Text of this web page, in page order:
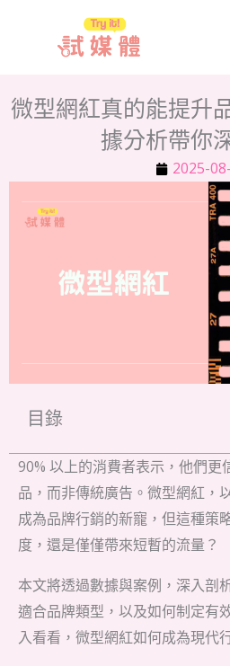
要微型網紅真的能提升
據分析帶你
2025-
目錄
90% 以上的消費者表示，他們更
品，而非傳統廣告。微型網紅，
成為品牌行銷的新寵，但這種策
度，還是僅僅帶來短暫的流量？
本文將透過數據與案例，深入剖
適合品牌類型，以及如何制定有
入看看，微型網紅如何成為現代